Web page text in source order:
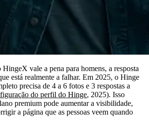
HingeX vale a pena para homens, a resposta
está realmente a falhar. Em 2025, o Hinge
precisa de 4 a 6 fotos e 3 respostas a
do perfil do Hinge, 2025). Isso
premium pode aumentar a visibilidade,
a página que as pessoas veem quando